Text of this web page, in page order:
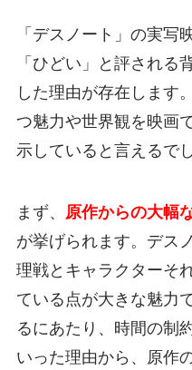
「デスノート」の実写
「ひどい」と評される
した理由が存在します
つ魅力や世界観を映画
示していると言えるで
まず、 原作からの大幅
が挙げられます。デス
理戦とキャラクターそ
ている点が大きな魅力
るにあたり、時間の制
いった理由から、原作